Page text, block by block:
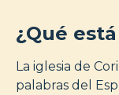
¿Qué
La iglesia de
palabras del